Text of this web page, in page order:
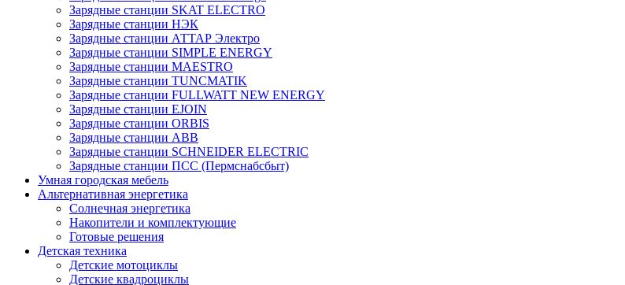
Зарядные станции SKAT ELECTRO
Зарядные станции НЭК
Зарядные станции АТТАР Электро
Зарядные станции SIMPLE ENERGY
Зарядные станции MAESTRO
Зарядные станции TUNCMATIK
Зарядные станции FULLWATT NEW ENERGY
Зарядные станции EJOIN
Зарядные станции ORBIS
Зарядные станции ABB
Зарядные станции SCHNEIDER ELECTRIC
Зарядные станции ПСС (Пермснабсбыт)
Умная городская мебель
Альтернативная энергетика
Солнечная энергетика
Накопители и комплектующие
Готовые решения
Детская техника
Детские мотоциклы
Детские квадроциклы